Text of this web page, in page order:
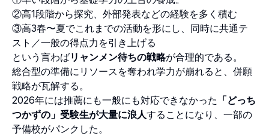
②高1段階から探究、外部発表などの経験を多く積む
③高3春〜夏でこれまでの活動を形にし、同時に共通テ
スト／一般の得点力を引き上げる
という言わばリャンメン待ちの戦略が合理的である。
総合型の準備にリソースを奪われ学力が崩れると、併願
戦略が瓦解する。
2026年には推薦にも一般にも対応できなかった 「どっち
つかずの」受験生が大量に浪人することになり、一部の
予備校がパンクした。